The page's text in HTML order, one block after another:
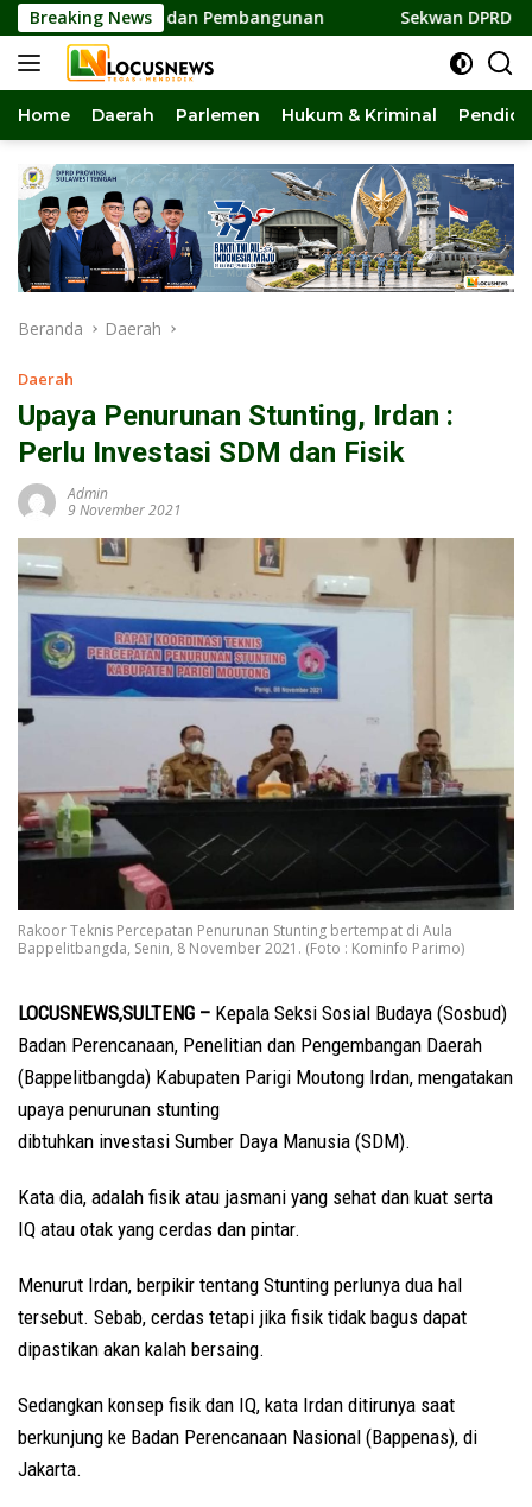
Langsung
ke
konten
Breaking News
dan Pembangunan Sekwan DPRD Sulteng Jadi
Home Daerah Parlemen Hukum & Kriminal
Beranda Daerah
Daerah
Upaya Penurunan Stunting, Irdan :
Perlu Investasi SDM dan Fisik
Admin
9 November 2021
Rakoor Teknis Percepatan Penurunan Stunting bertempat di Aula
Bappelitbangda, Senin, 8 November 2021. (Foto : Kominfo Parimo)
LOCUSNEWS,SULTENG – Kepala Seksi Sosial Budaya (Sosbud)
Badan Perencanaan, Penelitian dan Pengembangan Daerah
(Bappelitbangda) Kabupaten Parigi Moutong Irdan, mengatakan
upaya penurunan stunting
dibtuhkan investasi Sumber Daya Manusia (SDM).
Kata dia, adalah fisik atau jasmani yang sehat dan kuat serta
IQ atau otak yang cerdas dan pintar.
Menurut Irdan, berpikir tentang Stunting perlunya dua hal
tersebut. Sebab, cerdas tetapi jika fisik tidak bagus dapat
dipastikan akan kalah bersaing.
Sedangkan konsep fisik dan IQ, kata Irdan ditirunya saat
berkunjung ke Badan Perencanaan Nasional (Bappenas), di
Jakarta.